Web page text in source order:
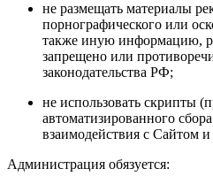
не размещать материалы
порнографического или
также иную информацию,
запрещено или
законодательства РФ;
не использовать скрипты
автоматизированного
взаимодействия с Сайтом
Администрация обязуется: